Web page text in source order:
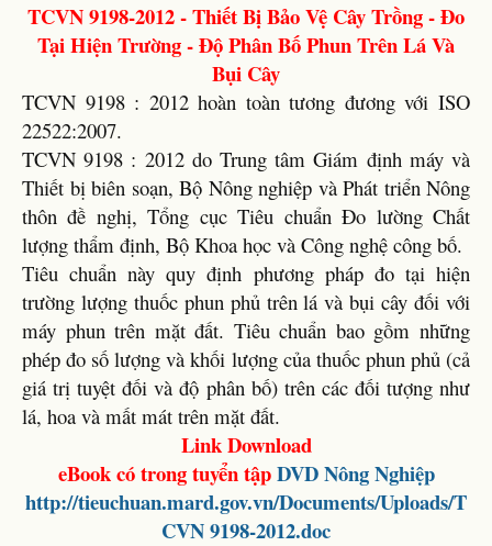
TCVN 9198-2012 - Thiết Bị Bảo Vệ Cây Trồng - Đo
Tại Hiện Trường - Độ Phân Bố Phun Trên Lá Và
Bụi Cây
TCVN 9198 : 2012 hoàn toàn tương đương với ISO
22522:2007.
TCVN 9198 : 2012 do Trung tâm Giám định máy và
Thiết bị biên soạn, Bộ Nông nghiệp và Phát triển Nông
thôn đề nghị, Tổng cục Tiêu chuẩn Đo lường Chất
lượng thẩm định, Bộ Khoa học và Công nghệ công bố.
Tiêu chuẩn này quy định phương pháp đo tại hiện
trường lượng thuốc phun phủ trên lá và bụi cây đối với
máy phun trên mặt đất. Tiêu chuẩn bao gồm những
phép đo số lượng và khối lượng của thuốc phun phủ (cả
giá trị tuyệt đối và độ phân bố) trên các đối tượng như
lá, hoa và mất mát trên mặt đất.
Link Download
eBook có trong tuyển tậpDVD Nông Nghiệp
http://tieuchuan.mard.gov.vn/Documents/Uploads/T
CVN 9198-2012.doc